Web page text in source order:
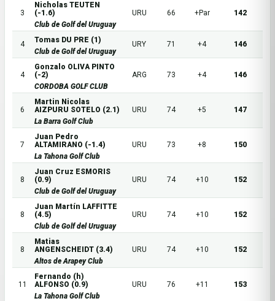
3
Nicholas TEUTEN
(-1.6)
Club de Golf del Uruguay
URU 66 +Par 142
4
Tomas DU PRE (1)
Club de Golf del Uruguay
URY 71 +4 146
4
Gonzalo OLIVA PINTO
(-2)
CORDOBA GOLF CLUB
ARG 73 +4 146
6
Martin Nicolas
AIZPURU SOTELO (2.1)
La Barra Golf Club
URU 74 +5 147
7
Juan Pedro
ALTAMIRANO (-1.4)
La Tahona Golf Club
URU 73 +8 150
8
Juan Cruz ESMORIS
(0.9)
Club de Golf del Uruguay
URU 74 +10 152
8
Juan Martín LAFFITTE
(4.5)
Club de Golf del Uruguay
URU 74 +10 152
8
Matias
ANGENSCHEIDT (3.4)
Altos de Arapey Club
URU 74 +10 152
11
Fernando (h)
ALFONSO (0.9)
La Tahona Golf Club
URU 76 +11 153